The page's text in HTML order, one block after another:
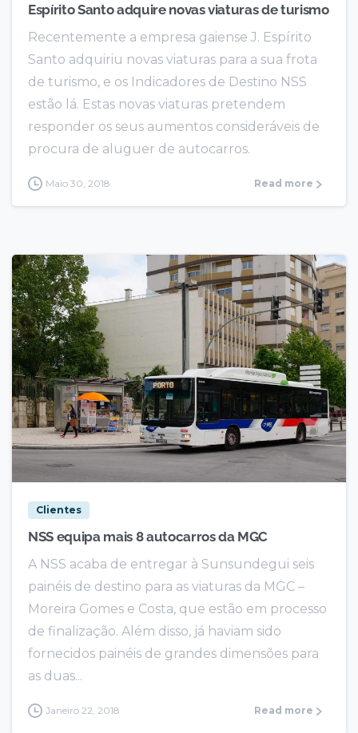
Espírito Santo adquire novas viaturas de turismo
Recentemente a empresa gaiense J. Espírito
Santo adquiriu novas viaturas para a sua frota
de turismo, e os Indicadores de Destino NSS
estão lá. Estas novas viaturas pretendem
responder os seus aumentos consideráveis de
procura de aluguer de autocarros.
Maio 30, 2018 Read more
Clientes
NSS equipa mais 8 autocarros da MGC
A NSS acaba de entregar à Sunsundegui seis
painéis de destino para as viaturas da MGC –
Moreira Gomes e Costa, que estão em processo
de finalização. Além disso, já haviam sido
fornecidos painéis de grandes dimensões para
as duas...
Janeiro 22, 2018 Read more